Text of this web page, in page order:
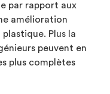
par rapport aux
amélioration
plastique. Plus la
peuvent en
plus complètes